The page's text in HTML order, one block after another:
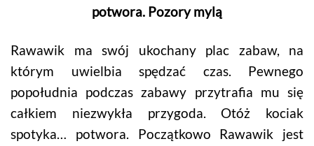
potwora. Pozory mylą
Rawawik ma swój ukochany plac zabaw, na
którym uwielbia spędzać czas. Pewnego
popołudnia podczas zabawy przytrafia mu się
całkiem niezwykła przygoda. Otóż kociak
spotyka… potwora. Początkowo Rawawik jest